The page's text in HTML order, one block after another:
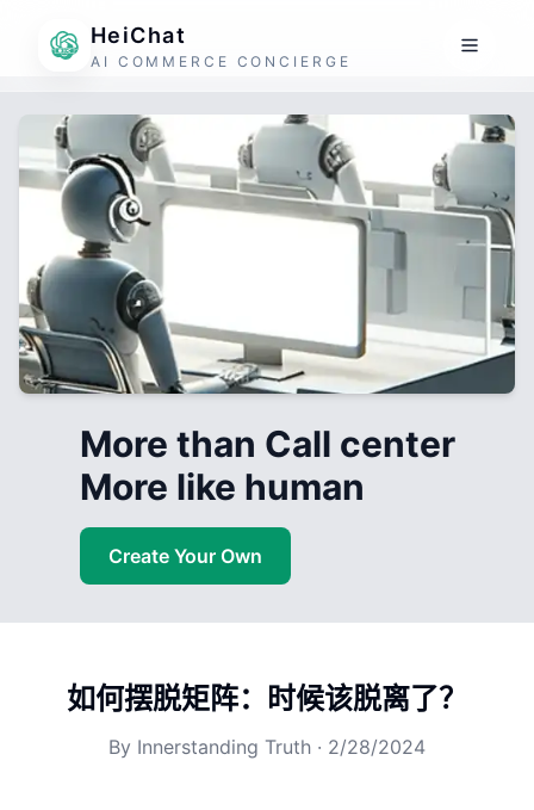
HeiChat
AI COMMERCE CONCIERGE
More than Call center
More like human
Create Your Own
如何摆脱矩阵：时候该脱离了？
By Innerstanding Truth · 2/28/2024